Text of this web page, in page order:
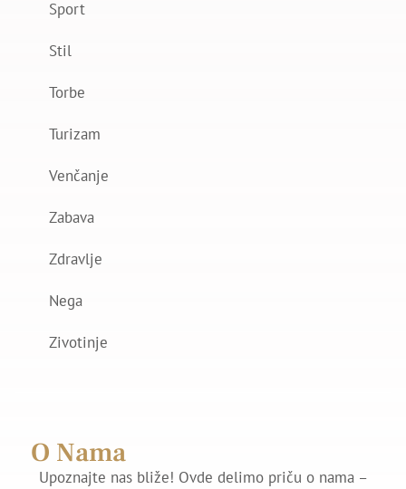
Sport
Stil
Torbe
Turizam
Venčanje
Zabava
Zdravlje
Nega
Zivotinje
O Nama
Upoznajte nas bliže! Ovde delimo priču o nama –